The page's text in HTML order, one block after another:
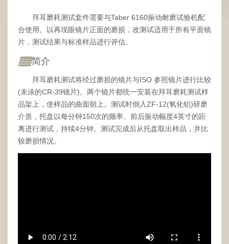
拜耳磨耗测试套件需要与Taber 6160振动耐磨试验机配
合使用。以再现眼镜片正面的磨损，改测试适用于所有平面镜
片，测试结果与标准样品进行评估。
简介
拜耳磨耗测试将经过磨损的镜片与ISO 参照镜片进行比较
(未涂的CR-39镜片)。两个镜片都统一安装在拜耳磨耗测试样
品架上，使样品的曲面朝上。测试时倒入ZF-12(氧化铝)研磨
介质，托盘以每分钟150次的频率、前后振动幅度4英寸的距
离进行测试，持续4分钟。测试完成后从托盘取出样品，并比
较磨损情况。